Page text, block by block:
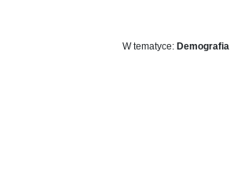
W tematyce: Demografia